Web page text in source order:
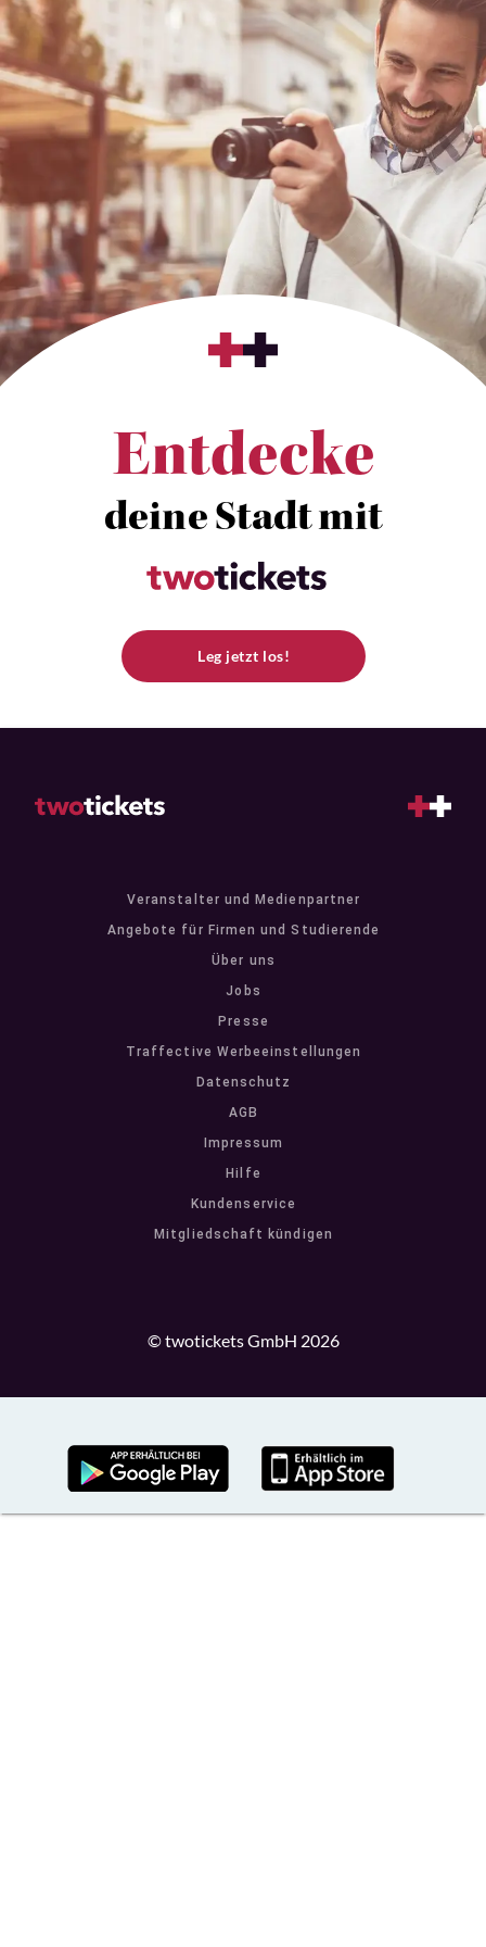
Entdecke
deine Stadt mit
Leg jetzt los!
Veranstalter und Medienpartner
Angebote für Firmen und Studierende
Über uns
Jobs
Presse
Traffective Werbeeinstellungen
Datenschutz
AGB
Impressum
Hilfe
Kundenservice
Mitgliedschaft kündigen
© twotickets GmbH 2026